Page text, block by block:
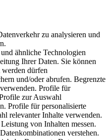
zu analysieren und
ähnliche Technologien
Ihrer Daten. Sie können
dürfen
und/oder abrufen. Begrenzte
Profile für
zur Auswahl
Profile für personalisierte
relevanter Inhalte verwenden.
von Inhalten messen.
verstehen.